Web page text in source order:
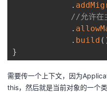
.
//允许在
.
. build (
}
需要传一个上下文，因为
this，然后就是当前对象的一个